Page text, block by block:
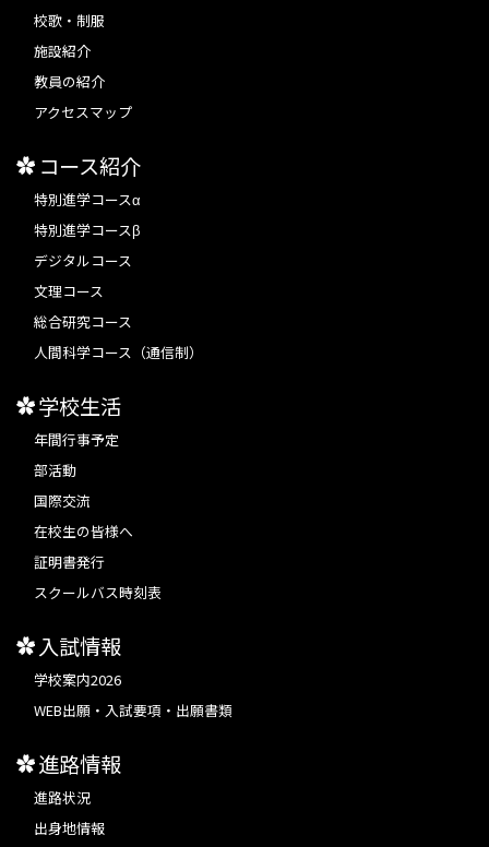
校歌・制服
施設紹介
教員の紹介
アクセスマップ
コース紹介
特別進学コースα
特別進学コースβ
デジタルコース
文理コース
総合研究コース
人間科学コース（通信制）
学校生活
年間行事予定
部活動
国際交流
在校生の皆様へ
証明書発行
スクールバス時刻表
入試情報
学校案内2026
WEB出願・入試要項・出願書類
進路情報
進路状況
出身地情報